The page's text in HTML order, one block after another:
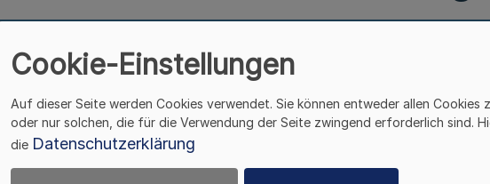
für das Land
Verwaltungsgebühren
des Innern - 14-
Cookie-Einstellungen
Auf dieser Seite werden Cookies verwendet. Sie können entweder allen Cookies
oder nur solchen, die für die Verwendung der Seite zwingend erforderlich sind.
die Datenschutzerklärung